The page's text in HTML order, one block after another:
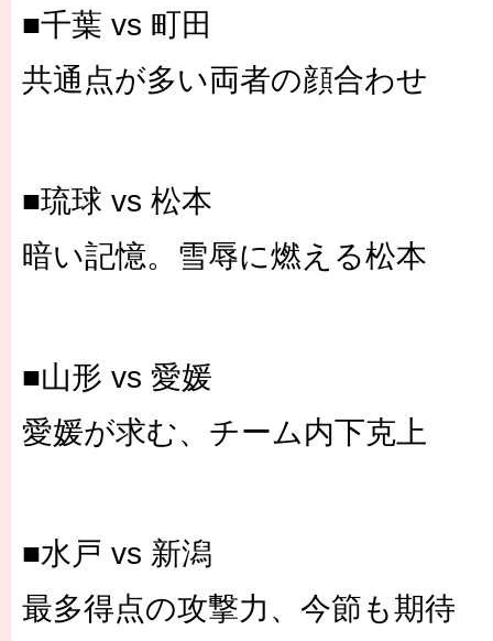
■千葉 vs 町田
共通点が多い両者の顔合わせ
■琉球 vs 松本
暗い記憶。雪辱に燃える松本
■山形 vs 愛媛
愛媛が求む、チーム内下克上
■水戸 vs 新潟
最多得点の攻撃力、今節も期待